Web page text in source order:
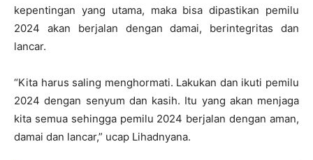
kepentingan yang utama, maka bisa dipastikan pemilu
2024 akan berjalan dengan damai, berintegritas dan
lancar.
“Kita harus saling menghormati. Lakukan dan ikuti pemilu
2024 dengan senyum dan kasih. Itu yang akan menjaga
kita semua sehingga pemilu 2024 berjalan dengan aman,
damai dan lancar,” ucap Lihadnyana.